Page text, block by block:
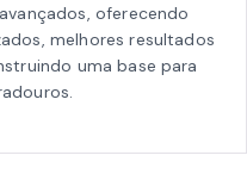
oferecendo
melhores resultados
uma base para